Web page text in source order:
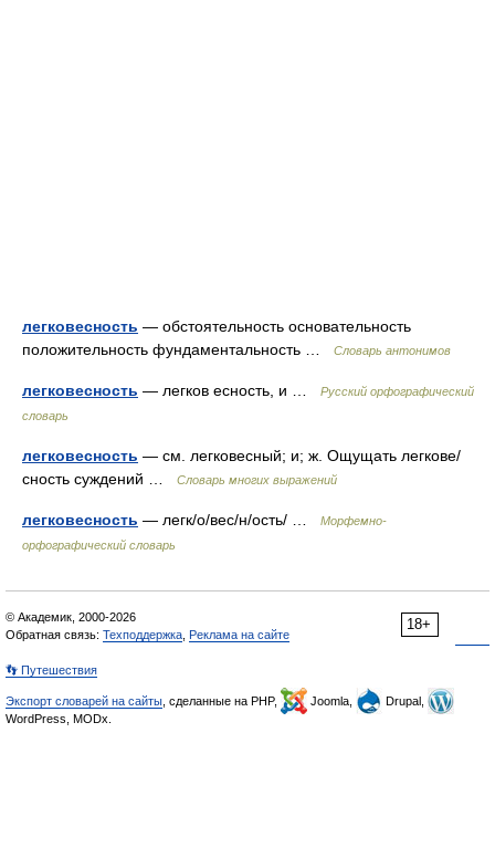
легковесность — обстоятельность основательность
положительность фундаментальность …
Словарь антонимов
легковесность — легков есность, и …
Русский орфографический
словарь
легковесность — см. легковесный; и; ж. Ощущать легкове/
сность суждений …
Словарь многих выражений
легковесность — легк/о/вес/н/ость/ …
Морфемно-
орфографический словарь
18+
© Академик, 2000-2026
Обратная связь: Техподдержка Реклама на сайте
👣 Путешествия
Экспорт словарей на сайты , сделанные на PHP, Joomla,
Drupal,
WordPress, MODx.